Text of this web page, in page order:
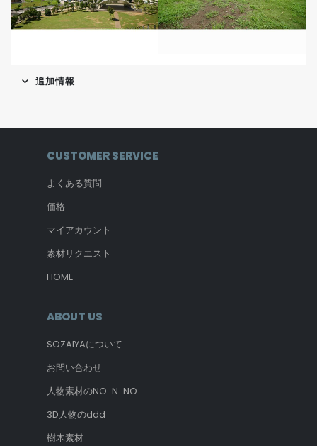
無料ダウンロード 無料ダウンロード
追加情報
CUSTOMER SERVICE
よくある質問
価格
マイアカウント
素材リクエスト
HOME
ABOUT US
SOZAIYAについて
お問い合わせ
人物素材のNO-N-NO
3D人物のddd
樹木素材